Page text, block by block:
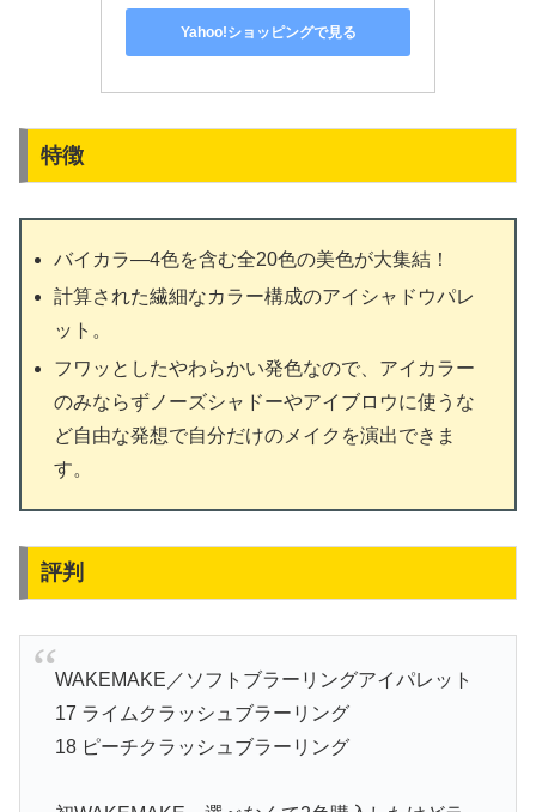
Yahoo!ショッピングで見る
特徴
バイカラ―4色を含む全20色の美色が大集結！
計算された繊細なカラー構成のアイシャドウパレ
ット。
フワッとしたやわらかい発色なので、アイカラー
のみならずノーズシャドーやアイブロウに使うな
ど自由な発想で自分だけのメイクを演出できま
す。
評判
WAKEMAKE／ソフトブラーリングアイパレット
17 ライムクラッシュブラーリング
18 ピーチクラッシュブラーリング